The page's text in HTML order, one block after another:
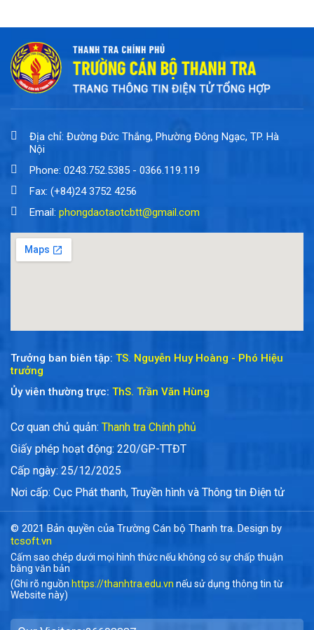
Địa chỉ: Đường Đức Thắng, Phường Đông Ngạc, TP. Hà
Nội
Phone: 0243.752.5385 - 0366.119.119
Fax: (+84)24 3752 4256
Email: phongdaotaotcbtt@gmail.com
Trưởng ban biên tập: TS. Nguyễn Huy Hoàng - Phó Hiệu
trưởng
Ủy viên thường trực: ThS. Trần Văn Hùng
Cơ quan chủ quản: Thanh tra Chính phủ
Giấy phép hoạt động: 220/GP-TTĐT
Cấp ngày: 25/12/2025
Nơi cấp: Cục Phát thanh, Truyền hình và Thông tin Điện tử
© 2021 Bản quyền của Trường Cán bộ Thanh tra. Design by
tcsoft.vn
Cấm sao chép dưới mọi hình thức nếu không có sự chấp thuận
bằng văn bản
(Ghi rõ nguồn https://thanhtra.edu.vn nếu sử dụng thông tin từ
Website này)